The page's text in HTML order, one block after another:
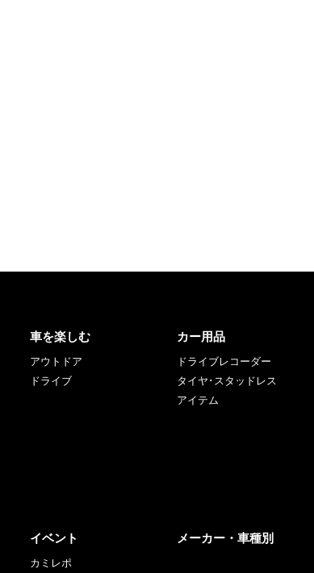
車を楽しむ
アウトドア
ドライブ
カー用品
ドライブレコーダー
タイヤ･スタッドレス
アイテム
イベント
カミレポ
メーカー・車種別